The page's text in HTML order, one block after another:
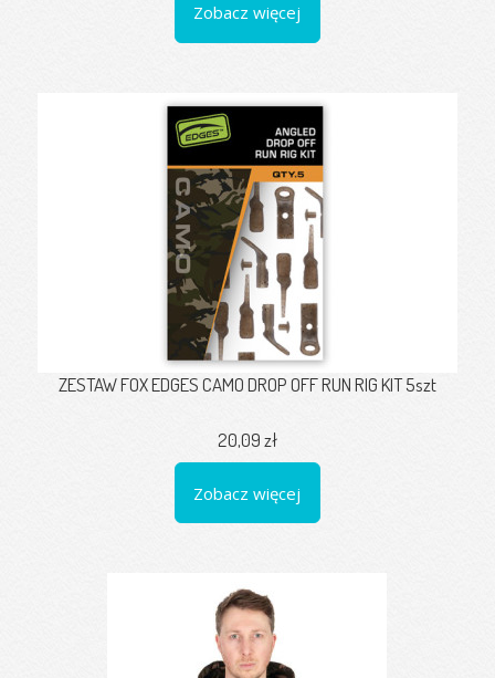
Zobacz więcej
ZESTAW FOX EDGES CAMO DROP OFF RUN RIG KIT 5szt
20,09 zł
Zobacz więcej